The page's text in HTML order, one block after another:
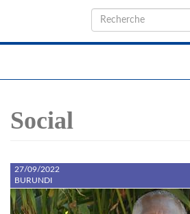
Formulaire
de
Social
27/09/2022
BURUNDI